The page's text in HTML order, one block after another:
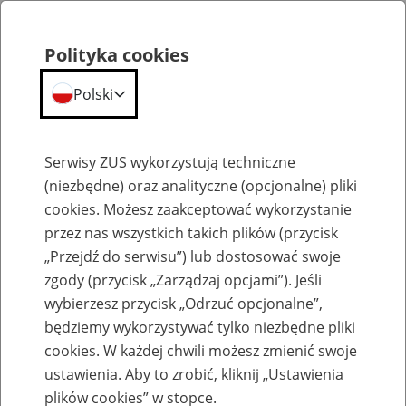
Komunikaty
Komunikaty techniczne
Polityka cookies
Polski
Serwisy ZUS wykorzystują techniczne
(niezbędne) oraz analityczne (opcjonalne) pliki
cookies. Możesz zaakceptować wykorzystanie
przez nas wszystkich takich plików (przycisk
„Przejdź do serwisu”) lub dostosować swoje
zgody (przycisk „Zarządzaj opcjami”). Jeśli
wybierzesz przycisk „Odrzuć opcjonalne”,
będziemy wykorzystywać tylko niezbędne pliki
cookies. W każdej chwili możesz zmienić swoje
ustawienia. Aby to zrobić, kliknij „Ustawienia
plików cookies” w stopce.